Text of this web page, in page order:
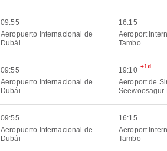
09:55
Aeropuerto Internacional de
Dubái
16:15
Aeroport
Tambo
09:55
Aeropuerto Internacional de
Dubái
19:10 +1d
Aeroport de
Seewoosagur
09:55
Aeropuerto Internacional de
Dubái
16:15
Aeroport
Tambo